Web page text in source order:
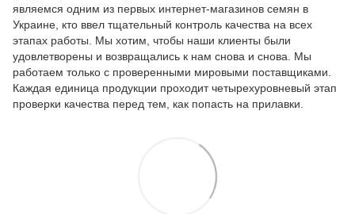
являемся одним из первых интернет-магазинов семян в
Украине, кто ввел тщательный контроль качества на всех
этапах работы. Мы хотим, чтобы наши клиенты были
удовлетворены и возвращались к нам снова и снова. Мы
работаем только с проверенными мировыми поставщиками.
Каждая единица продукции проходит четырехуровневый этап
проверки качества перед тем, как попасть на прилавки.